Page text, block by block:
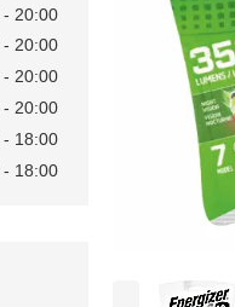
20:00
20:00
20:00
20:00
18:00
18:00